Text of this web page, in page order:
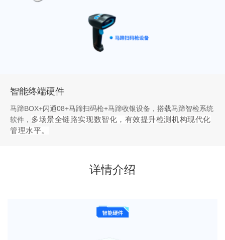
智能终端硬件
马蹄BOX+闪通08+马蹄扫码枪+马蹄收银设备，搭载马蹄智检系统
软件， 多场景全链路实现数智化， 有效提升检测机构现代化
管理水平。
详情介绍